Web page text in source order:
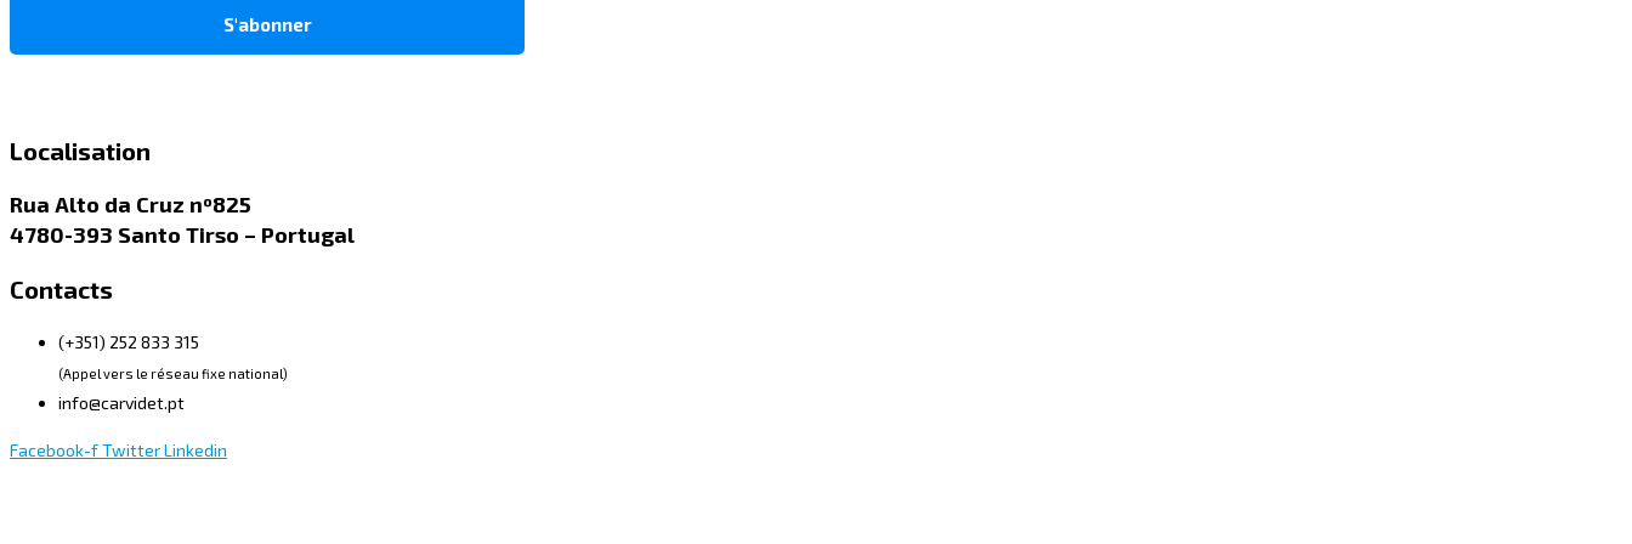
Localisation
Rua Alto da Cruz nº825
4780-393 Santo Tirso – Portugal
Contacts
(+351) 252 833 315
(Appel vers le réseau fixe national)
info@carvidet.pt
Facebook-fTwitterLinkedin